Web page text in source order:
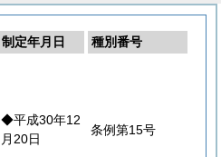
制定年月日
種別番号
◆平成30年12
月20日
条例第15号